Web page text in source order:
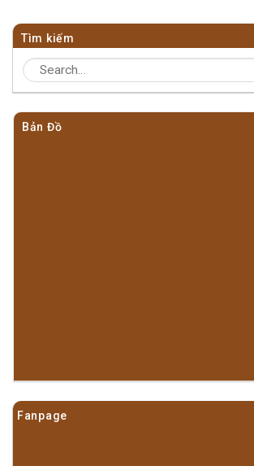
Tìm kiếm
Bản Đồ
Fanpage